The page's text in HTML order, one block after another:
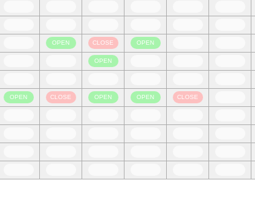
OPEN
OPEN
CLOSE
CLOSE
OPEN
OPEN
OPEN
OPEN CLOSE